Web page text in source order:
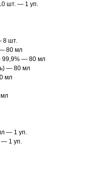
шт. — 1 уп.
8 шт.
80 мл
99,9% — 80 мл
— 80 мл
мл
— 1 уп.
— 1 уп.